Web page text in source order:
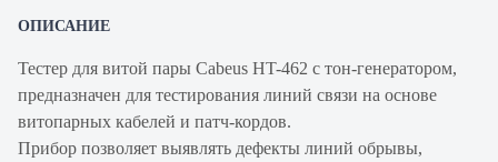
ОПИСАНИЕ
Тестер для витой пары Cabeus HT-462 с тон-генератором,
предназначен для тестирования линий связи на основе
витопарных кабелей и патч-кордов.
Прибор позволяет выявлять дефекты линий обрывы,